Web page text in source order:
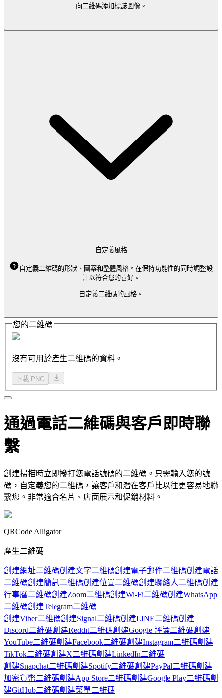
向二維碼添加標誌圖像。
自定義風格
自定義二維碼的形狀、圖案和整體風格。在保持功能性的同時調整設
計以符合您的喜好。
自定義二維碼的風格。
您的二維碼
沒有可用於產生二維碼的資料。
下載 PNG
通過電話二維碼與客戶即時聯
繫
創建掃描時立即撥打您電話號碼的二維碼。只需輸入您的號
碼，自定義您的二維碼，讓客戶和潛在客戶比以往更容易地聯
繫您。非常適合名片、店面展示和促銷材料。
QRCode Alligator
產生二維碼
創建網址二維碼創建文字二維碼創建電子郵件二維碼創建電話
二維碼創建簡訊二維碼創建位置二維碼創建聯絡人二維碼創建
行事曆二維碼創建Zoom二維碼創建Wi-Fi二維碼創建WhatsApp
二維碼創建Telegram二維碼
創建Viber二維碼創建Signal二維碼創建LINE二維碼創建
Discord二維碼創建Reddit二維碼創建Google 評論二維碼創建
YouTube二維碼創建Facebook二維碼創建Instagram二維碼創建
TikTok二維碼創建X二維碼創建LinkedIn二維碼
創建Snapchat二維碼創建Spotify二維碼創建PayPal二維碼創建
加密貨幣二維碼創建App Store二維碼創建Google Play二維碼創
建GitHub二維碼創建菜單二維碼